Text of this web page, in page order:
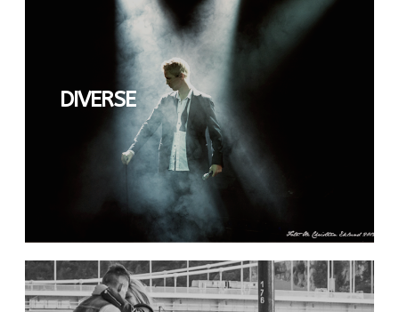
DIVERSE